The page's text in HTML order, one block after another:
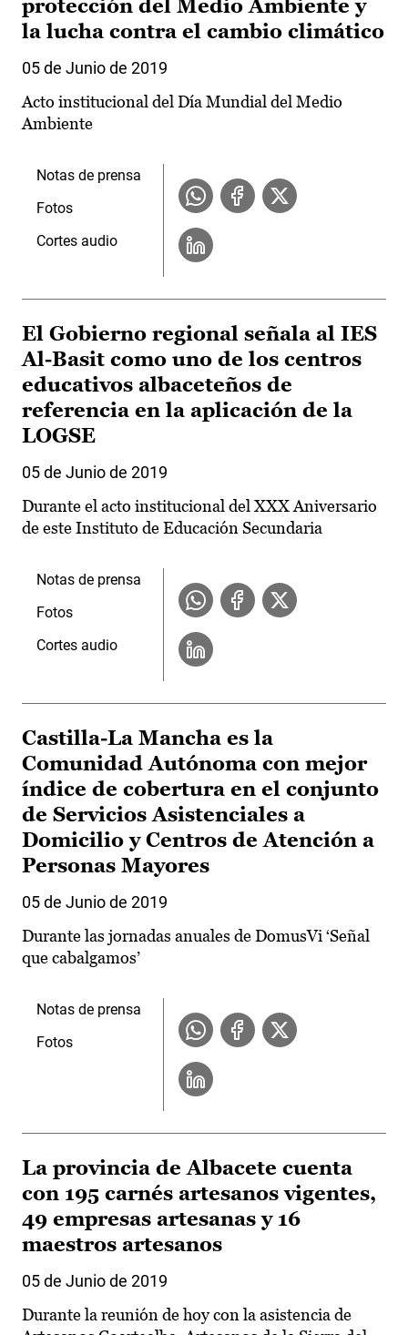
protección del Medio Ambiente y
la lucha contra el cambio climático
05 de Junio de 2019
Acto institucional del Día Mundial del Medio
Ambiente
Notas de prensa
Fotos
Cortes audio
El Gobierno regional señala al IES
Al-Basit como uno de los centros
educativos albaceteños de
referencia en la aplicación de la
LOGSE
05 de Junio de 2019
Durante el acto institucional del XXX Aniversario
de este Instituto de Educación Secundaria
Notas de prensa
Fotos
Cortes audio
Castilla-La Mancha es la
Comunidad Autónoma con mejor
índice de cobertura en el conjunto
de Servicios Asistenciales a
Domicilio y Centros de Atención a
Personas Mayores
05 de Junio de 2019
Durante las jornadas anuales de DomusVi ‘Señal
que cabalgamos’
Notas de prensa
Fotos
La provincia de Albacete cuenta
con 195 carnés artesanos vigentes,
49 empresas artesanas y 16
maestros artesanos
05 de Junio de 2019
Durante la reunión de hoy con la asistencia de